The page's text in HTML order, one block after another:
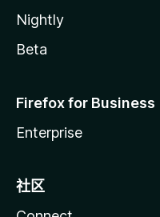
Nightly
Beta
Firefox for Business
Enterprise
社区